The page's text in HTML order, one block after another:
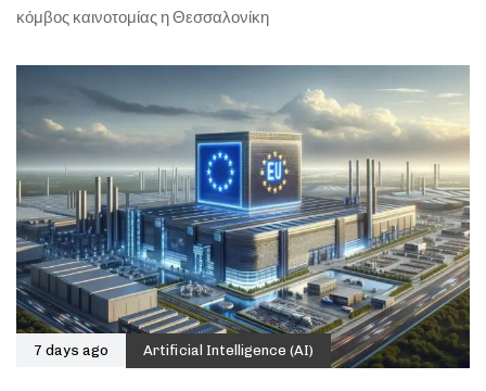
κόμβος καινοτομίας η Θεσσαλονίκη
7 days ago Artificial Intelligence (AI)